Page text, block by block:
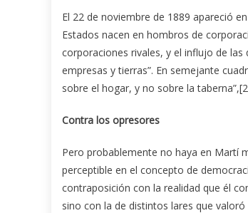
El 22 de noviembre de 1889 apareció
Estados nacen en hombros de
corporaciones rivales, y el influjo de
empresas y tierras”. En semejante
sobre el hogar, y no sobre la
Contra los opresores
Pero probablemente no haya en Martí
perceptible en el concepto de
contraposición con la realidad que él
sino con la de distintos lares que